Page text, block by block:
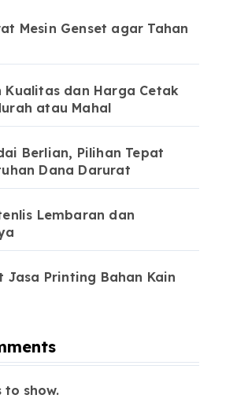
Mesin Genset agar Tahan
Kualitas dan Harga Cetak
atau Mahal
Berlian, Pilihan Tepat
Dana Darurat
Lembaran dan
Jasa Printing Bahan Kain
to show.